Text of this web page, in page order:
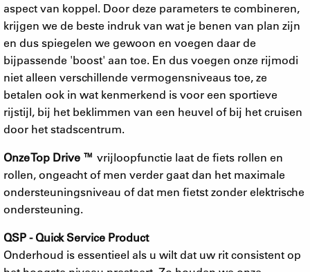
aspect van koppel. Door deze parameters te combineren,
krijgen we de beste indruk van wat je benen van plan zijn
en dus spiegelen we gewoon en voegen daar de
bijpassende 'boost' aan toe. En dus voegen onze rijmodi
niet alleen verschillende vermogensniveaus toe, ze
betalen ook in wat kenmerkend is voor een sportieve
rijstijl, bij het beklimmen van een heuvel of bij het cruisen
door het stadscentrum.
Onze Top Drive ™ vrijloopfunctie laat de fiets rollen en
rollen, ongeacht of men verder gaat dan het maximale
ondersteuningsniveau of dat men fietst zonder elektrische
ondersteuning.
QSP - Quick Service Product
Onderhoud is essentieel als u wilt dat uw rit consistent op